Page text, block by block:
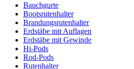
Bauchgurte
Bootsrutenhalter
Brandungsrutenhalter
Erdstäbe mit Auflagen
Erdstäbe mit Gewinde
Hi-Pods
Rod-Pods
Rutenhalter